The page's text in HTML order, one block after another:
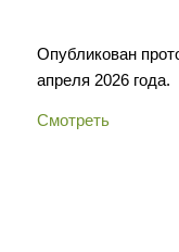
Опубликован
апреля 2026 года.
Смотреть